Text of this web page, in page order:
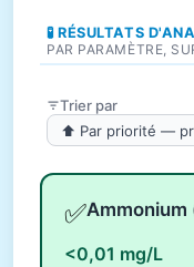
🧪 RÉSULTATS
PAR PARAMÈTRE,
Trier par
✅Ammonium
<0,01 mg/L